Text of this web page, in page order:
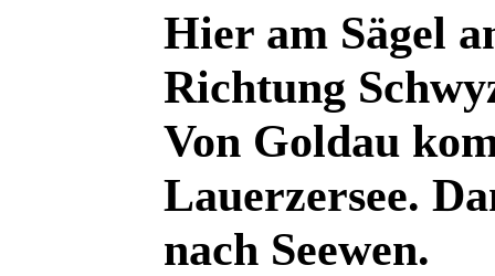
Hier am Sägel
Richtung
Von Goldau
Lauerzersee.
nach Seewen.